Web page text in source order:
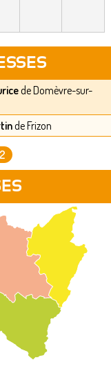
de Domèvre-sur-
de Frizon
2